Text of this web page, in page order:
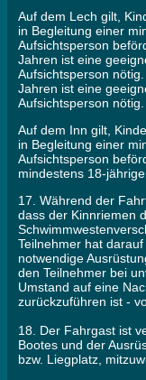
Auf dem Lech gilt,
in Begleitung einer
Aufsichtsperson
Jahren ist eine
Aufsichtsperson
Jahren ist eine
Aufsichtsperson nötig.
Auf dem Inn gilt,
in Begleitung einer
Aufsichtsperson
mindestens 18-
17. Während der
dass der Kinnriemen
Teilnehmer hat
notwendige
den Teilnehmer bei
Umstand auf eine
zurückzuführen ist -
18. Der Fahrgast ist
Bootes und der
bzw. Liegplatz,